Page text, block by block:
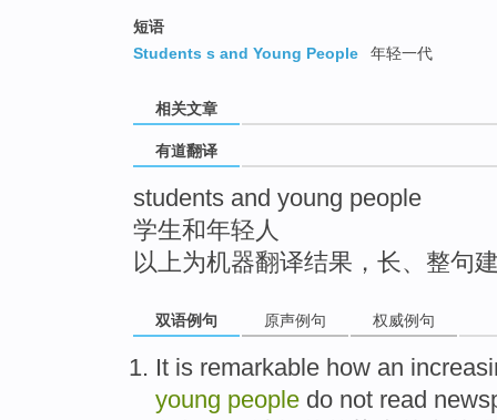
短语
Students s and Young People
年轻一代
相关文章
有道翻译
students and young people
学生和年轻人
以上为机器翻译结果，长、整句
双语例句 原声例句 权威例句
It is remarkable how an
young people do not read